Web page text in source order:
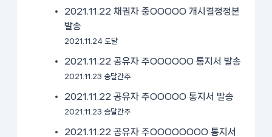
2021.11.22 채권자 중OOOOO 개시결정정본
발송
2021.11.24 도달
2021.11.22 공유자 주OOOOOO 통지서 발송
2021.11.23 송달간주
2021.11.22 공유자 주OOOOO 통지서 발송
2021.11.23 송달간주
2021.11.22 공유자 주OOOOOOOO 통지서